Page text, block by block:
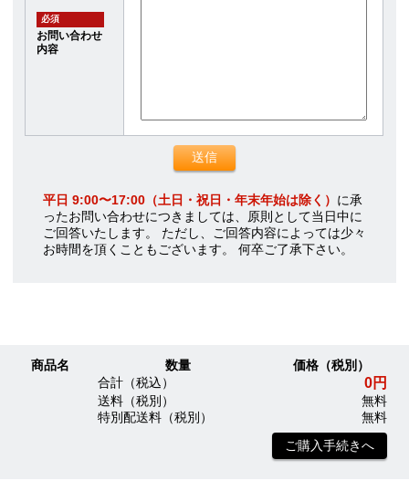
必須
お問い合わせ
内容
平日 9:00〜17:00（土日・祝日・年末年始は除く） に承
ったお問い合わせにつきましては、原則として当日中に
ご回答いたします。 ただし、ご回答内容によっては少々
お時間を頂くこともございます。 何卒ご了承下さい。
商品名 数量
価格（税別）
合計（税込）
0円
送料（税別）
無料
特別配送料（税別）
無料
ご購入手続きへ